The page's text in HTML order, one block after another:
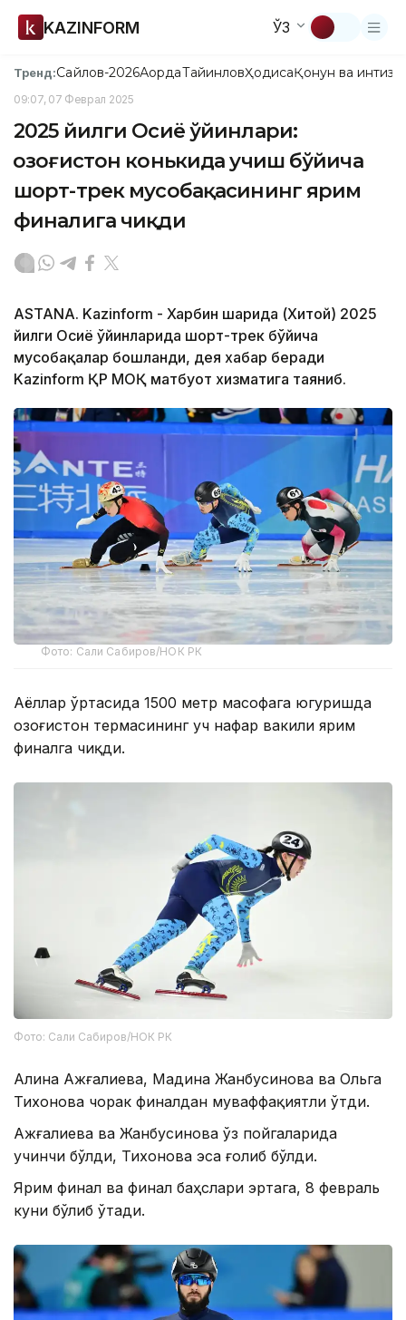
KAZINFORM ЎЗ
Тренд:Сайлов-2026АқордаТайинловҲодисаҚонун ва
09:07, 07 Феврал 2025
2025 йилги Осиё ўйинлари:
Қозоғистон конькида учиш бўйича
шорт-трек мусобақасининг ярим
финалига чиқди
ASTANA. Kazinform - Харбин шаҳрида (Хитой) 2025
йилги Осиё ўйинларида шорт-трек бўйича
мусобақалар бошланди, дея хабар беради
Kazinform ҚР МОҚ матбуот хизматига таяниб.
Фото: Сали Сабиров/НОК РК
Аёллар ўртасида 1500 метр масофага югуришда
Қозоғистон термасининг уч нафар вакили ярим
финалга чиқди.
Фото: Сали Сабиров/НОК РК
Алина Ажғалиева, Мадина Жанбусинова ва Ольга
Тихонова чорак финалдан муваффақиятли ўтди.
Ажғалиева ва Жанбусинова ўз пойгаларида
учинчи бўлди, Тихонова эса ғолиб бўлди.
Ярим финал ва финал баҳслари эртага, 8 февраль
куни бўлиб ўтади.